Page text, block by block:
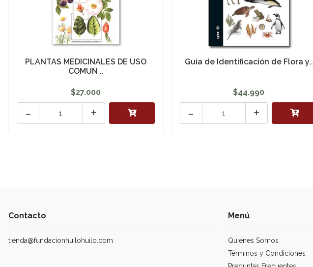
PLANTAS MEDICINALES DE USO
COMUN ..
$27.000
+
-
Guía de Identificación de Flora y..
$44.990
+
-
Contacto
tienda@fundacionhuilohuilo.com
Menú
Quiénes Somos
Términos y Condiciones